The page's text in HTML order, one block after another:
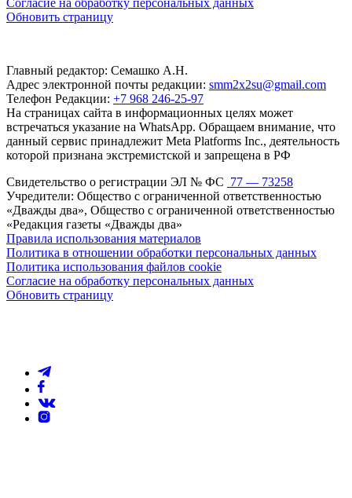
Согласие на обработку персональных данных
Обновить страницу
Главный редактор: Семашко А.Н.
Адрес электронной почты редакции: smm2x2su@gmail.com
Телефон Редакции: +7 968 246-25-97
На страницах сайта в информационных целях может
встречаться указание на WhatsApp. Обращаем внимание, что
данный сервис принадлежит Meta Platforms Inc., деятельность
которой признана экстремистской и запрещена в РФ
Свидетельство о регистрации ЭЛ № ФС 77 — 73258
Учредители: Общество с ограниченной ответственностью
«Дважды два», Общество с ограниченной ответственностью
«Редакция газеты «Дважды два»
Правила использования материалов
Политика в отношении обработки персональных данных
Политика использования файлов cookie
Согласие на обработку персональных данных
Обновить страницу